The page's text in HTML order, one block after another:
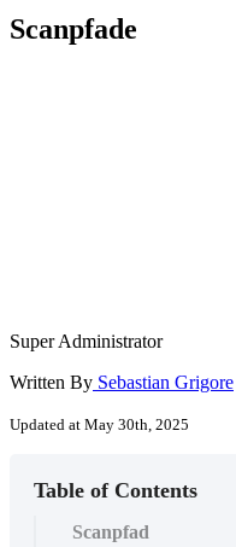
Scanpfade
Super Administrator
Written By Sebastian Grigore
Updated at May 30th, 2025
Table of Contents
Scanpfad